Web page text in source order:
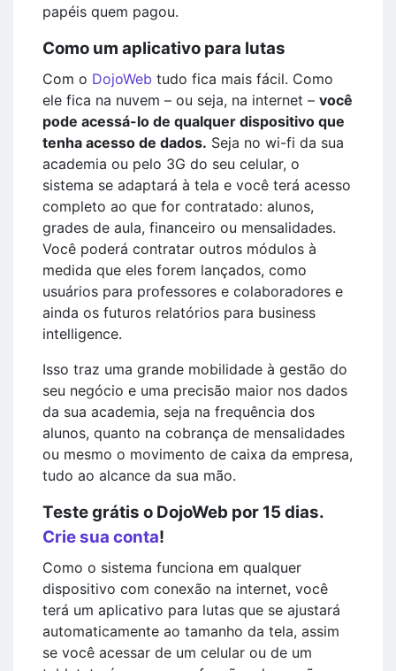
papéis quem pagou.
Como um aplicativo para lutas
Com o DojoWeb tudo fica mais fácil. Como
ele fica na nuvem – ou seja, na internet – você
pode acessá-lo de qualquer dispositivo que
tenha acesso de dados. Seja no wi-fi da sua
academia ou pelo 3G do seu celular, o
sistema se adaptará à tela e você terá acesso
completo ao que for contratado: alunos,
grades de aula, financeiro ou mensalidades.
Você poderá contratar outros módulos à
medida que eles forem lançados, como
usuários para professores e colaboradores e
ainda os futuros relatórios para business
intelligence.
Isso traz uma grande mobilidade à gestão do
seu negócio e uma precisão maior nos dados
da sua academia, seja na frequência dos
alunos, quanto na cobrança de mensalidades
ou mesmo o movimento de caixa da empresa,
tudo ao alcance da sua mão.
Teste grátis o DojoWeb por 15 dias.
Crie sua conta!
Como o sistema funciona em qualquer
dispositivo com conexão na internet, você
terá um aplicativo para lutas que se ajustará
automaticamente ao tamanho da tela, assim
se você acessar de um celular ou de um